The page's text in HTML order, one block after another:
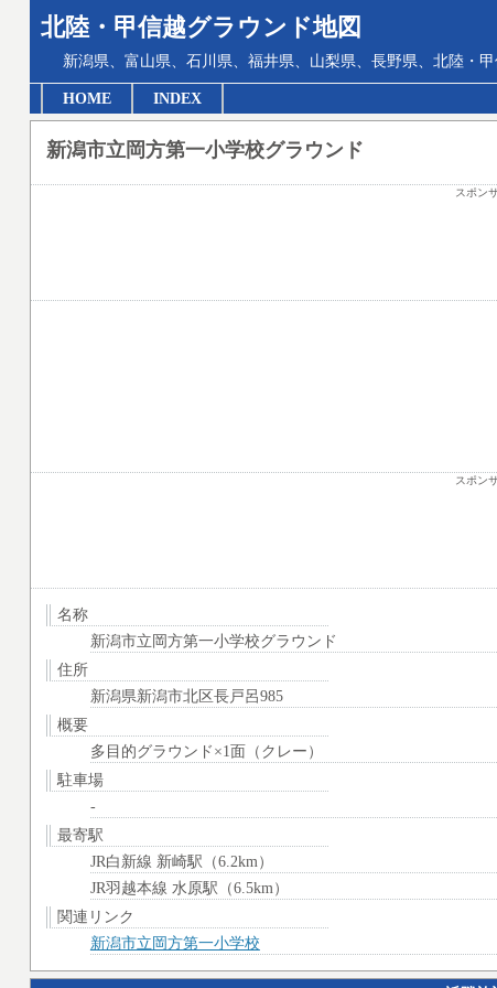
北陸・甲信越グラウンド地図
新潟県、富山県、石川県、福井県、山梨県、長野県、北陸・
HOME INDEX
新潟市立岡方第一小学校グラウンド
スポン
スポン
名称
新潟市立岡方第一小学校グラウンド
住所
新潟県新潟市北区長戸呂985
概要
多目的グラウンド×1面（クレー）
駐車場
-
最寄駅
JR白新線 新崎駅（6.2km）
JR羽越本線 水原駅（6.5km）
関連リンク
新潟市立岡方第一小学校